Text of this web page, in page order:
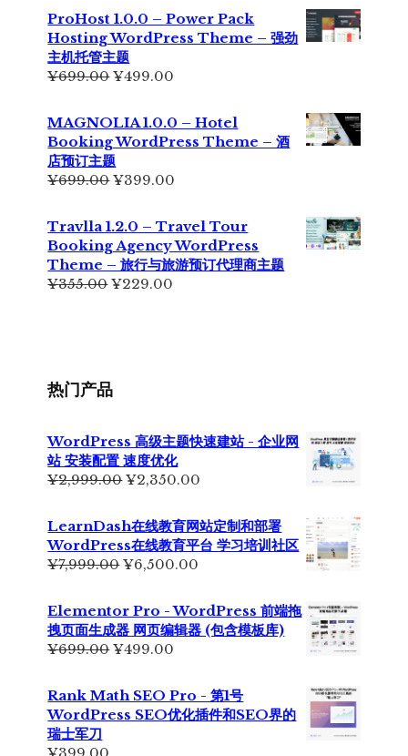
为：
¥299.00。
价
格
为：
ProHost 1.0.0 – Power Pack
Hosting WordPress Theme – 强劲
主机托管主题
¥699.00原
为：
¥699.00。
¥499.00
价
格
为：
MAGNOLIA 1.0.0 – Hotel
Booking WordPress Theme – 酒
店预订主题
¥699.00原
为：
¥699.00。
¥399.00
格
为：
¥399.00。
Travlla 1.2.0 – Travel Tour
Booking Agency WordPress
Theme – 旅行与旅游预订代理商主题
¥355.00原
¥229.00
热门产品
WordPress 高级主题快速建站 - 企业网
站 安装配置 速度优化
¥2,999.00原
为：
¥2,999.00。
¥2,350.00
价
格
为：
LearnDash在线教育网站定制和部署
WordPress在线教育平台 学习培训社区
¥7,999.00原
为：
¥7,999.00。
¥6,500.00
价
格
为：
Elementor Pro - WordPress 前端拖
拽页面生成器 网页编辑器 (包含模板库)
¥699.00原
为：
¥699.00。
¥499.00
价
格
为：
Rank Math SEO Pro - 第1号
WordPress SEO优化插件和SEO界的
瑞士军刀